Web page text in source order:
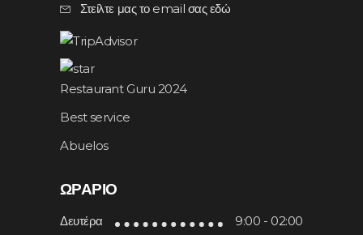
Στείλτε μας το email σας εδώ
Restaurant Guru 2024
Best service
Abuelos
ΩΡΆΡΙΟ
Δευτέρα
9:00 - 02:00